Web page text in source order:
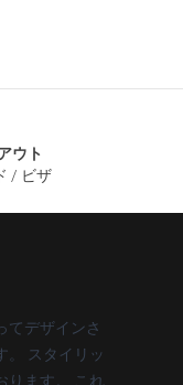
ウト
/ ビザ
てデザインさ
。 スタイリッ
ります。 これ